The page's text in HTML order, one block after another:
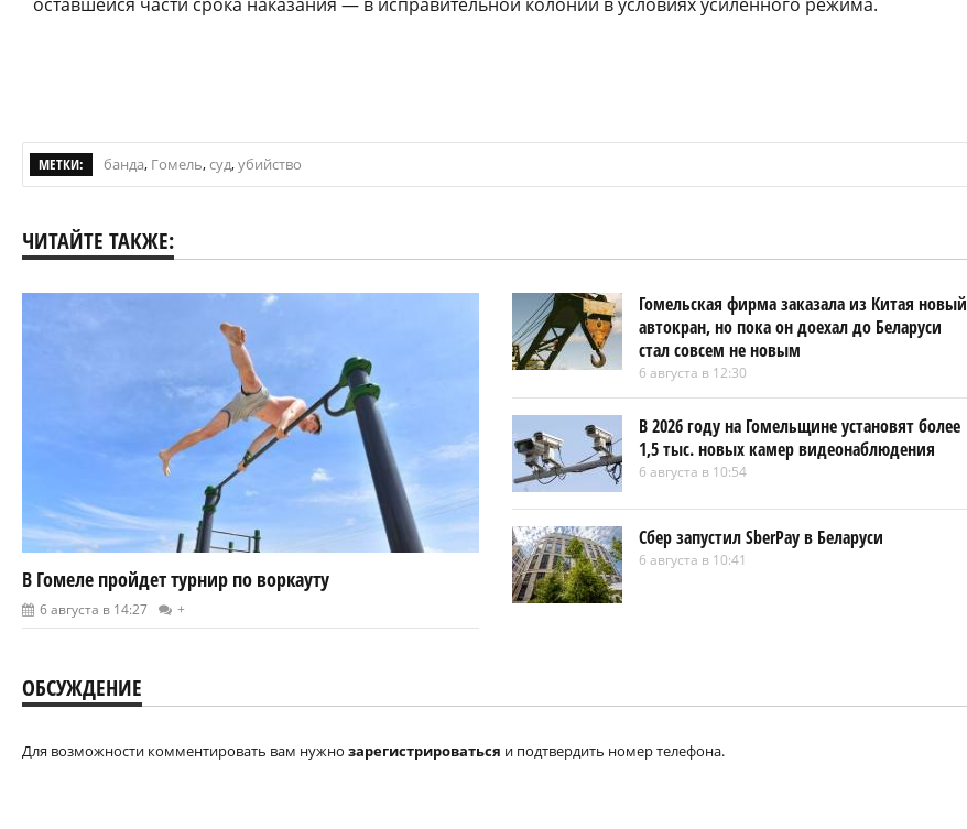
МЕТКИ: банда, Гомель,суд,убийство
ЧИТАЙТЕ ТАКЖЕ:
В Гомеле пройдет турнир по воркауту
6 августа в 14:27 +
Гомельская фирма заказала из Китая новый
автокран, но пока он доехал до Беларуси
стал совсем не новым
6 августа в 12:30
В 2026 году на Гомельщине установят более
1,5 тыс. новых камер видеонаблюдения
6 августа в 10:54
Сбер запустил SberPay в Беларуси
6 августа в 10:41
ОБСУЖДЕНИЕ
Для возможности комментировать вам нужно зарегистрироваться и подтвердить номер телефона.